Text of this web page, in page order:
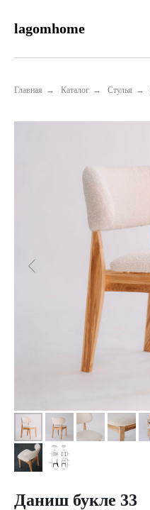
lagomhome
Главная → Каталог → Стулья →
Даниш букле 33